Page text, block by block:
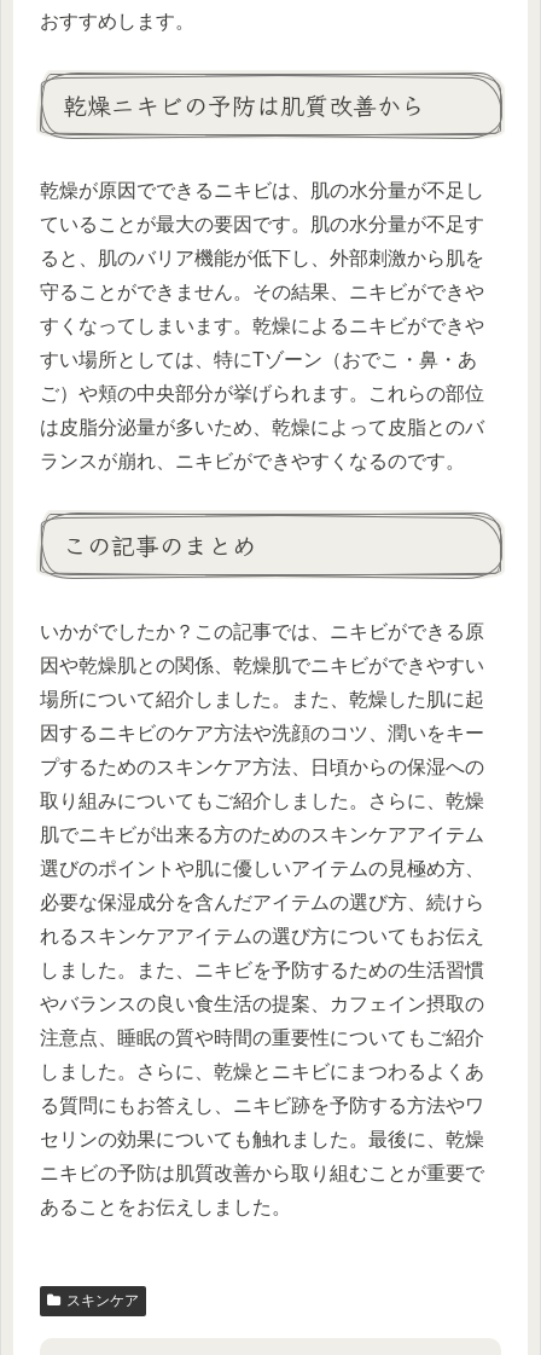
おすすめします。
乾燥ニキビの予防は肌質改善から
乾燥が原因でできるニキビは、肌の水分量が不足し
ていることが最大の要因です。肌の水分量が不足す
ると、肌のバリア機能が低下し、外部刺激から肌を
守ることができません。その結果、ニキビができや
すくなってしまいます。乾燥によるニキビができや
すい場所としては、特にTゾーン（おでこ・鼻・あ
ご）や頬の中央部分が挙げられます。これらの部位
は皮脂分泌量が多いため、乾燥によって皮脂とのバ
ランスが崩れ、ニキビができやすくなるのです。
この記事のまとめ
いかがでしたか？この記事では、ニキビができる原
因や乾燥肌との関係、乾燥肌でニキビができやすい
場所について紹介しました。また、乾燥した肌に起
因するニキビのケア方法や洗顔のコツ、潤いをキー
プするためのスキンケア方法、日頃からの保湿への
取り組みについてもご紹介しました。さらに、乾燥
肌でニキビが出来る方のためのスキンケアアイテム
選びのポイントや肌に優しいアイテムの見極め方、
必要な保湿成分を含んだアイテムの選び方、続けら
れるスキンケアアイテムの選び方についてもお伝え
しました。また、ニキビを予防するための生活習慣
やバランスの良い食生活の提案、カフェイン摂取の
注意点、睡眠の質や時間の重要性についてもご紹介
しました。さらに、乾燥とニキビにまつわるよくあ
る質問にもお答えし、ニキビ跡を予防する方法やワ
セリンの効果についても触れました。最後に、乾燥
ニキビの予防は肌質改善から取り組むことが重要で
あることをお伝えしました。
スキンケア